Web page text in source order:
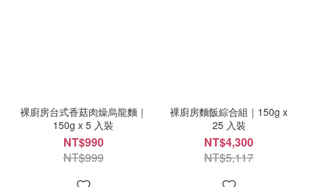
裸廚房台式香菇肉燥烏龍麵｜
150g x 5 入裝
NT$990
NT$999
裸廚房麵飯綜合組｜150g x
25 入裝
NT$4,300
NT$5,117